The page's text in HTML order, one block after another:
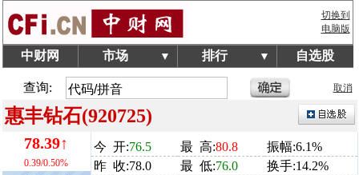
切换到
电脑版
中财网 市场 ▼ 排行 ▼ 自选股
查询: 取消
惠丰钻石(920725)
78.39↑
0.39/0.50%
今 开:76.5 最 高:80.8
振幅:6.1%
昨 收:78.0
最 低:76.0
换手:14.2%